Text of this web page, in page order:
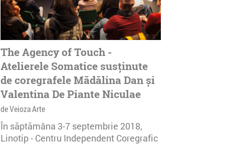
The Agency of Touch -
Atelierele Somatice susținute
de coregrafele Mădălina Dan și
Valentina De Piante Niculae
de Veioza Arte
În săptămâna 3-7 septembrie 2018,
Linotip - Centru Independent Coregrafic